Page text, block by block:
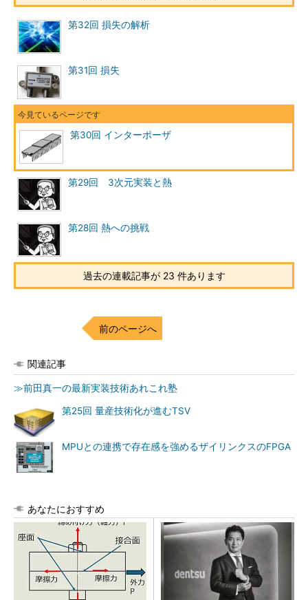
第32回 損失の解析
第31回 損失
第30回 インターポーザ
第29回 3次元実装と熱
第28回 熱への挑戦
過去の連載記事が 23 件あります
前のページへ
関連記事
≫前田真一の最新実装技術あれこれ塾
第25回 量産技術化が進むTSV
MPUとの連携で存在感を強めるザイリンクスのFPGA
あなたにおすすめ